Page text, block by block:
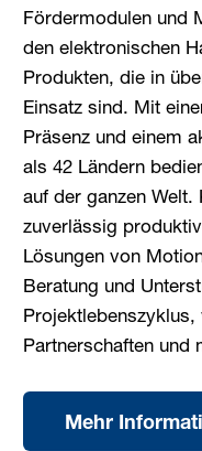
Fördermodulen und
den elektronischen
Produkten, die in
Einsatz sind. Mit
Präsenz und einem
als 42 Ländern
auf der ganzen
zuverlässig
Lösungen von
Beratung und
Partnerschaften und
Mehr